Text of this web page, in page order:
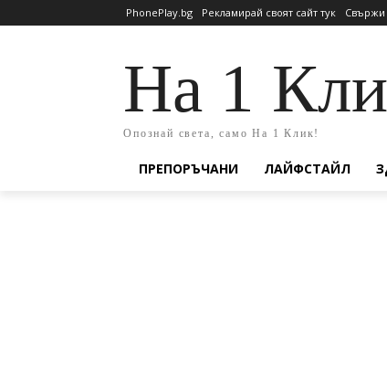
PhonePlay.bg Рекламирай своят сайт тук Свържи
На 1
Опознай света, само На 1 Клик!
ПРЕПОРЪЧАНИ ЛАЙФСТАЙЛ